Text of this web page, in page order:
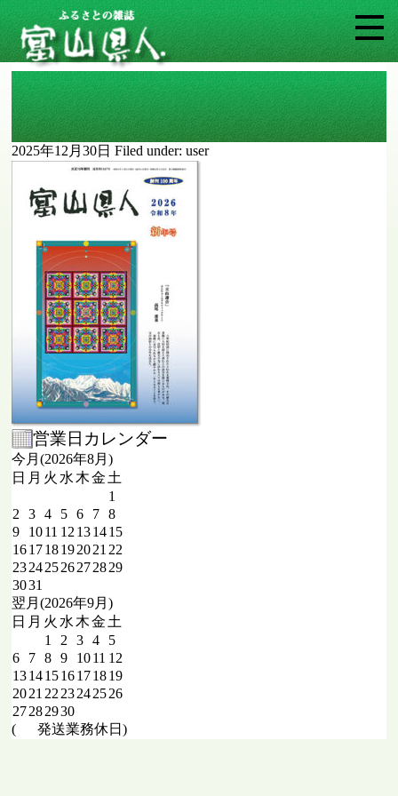
202501
2025年12月30日 Filed under:user
営業日カレンダー
今月(2026年8月)
日 月 火 水 木 金 土
1
2
3 4 5 6 7
8
9
1011 12 131415
161718192021 22
23242526272829
3031
翌月(2026年9月)
日 月 火 水 木 金 土
1
2 3 4
5
6
7 8 9 1011 12
13141516171819
2021 22 23242526
27282930
(
発送業務休日)